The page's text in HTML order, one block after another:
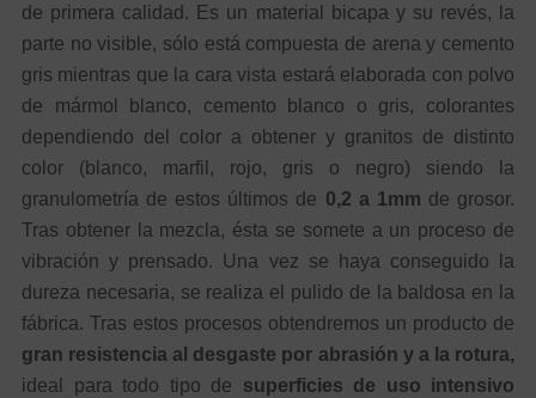
Sobre Nosotros Nuestros terrazos
de primera calidad. Es un material bicapa y su revés, la
parte no visible, sólo está compuesta de arena y cemento
gris mientras que la cara vista estará elaborada con polvo
de mármol blanco, cemento blanco o gris, colorantes
dependiendo del color a obtener y granitos de distinto
color (blanco, marfil, rojo, gris o negro) siendo la
granulometría de estos últimos de 0,2 a 1mm de grosor.
Tras obtener la mezcla, ésta se somete a un proceso de
vibración y prensado. Una vez se haya conseguido la
dureza necesaria, se realiza el pulido de la baldosa en la
fábrica. Tras estos procesos obtendremos un producto de
gran resistencia al desgaste por abrasión y a la rotura,
ideal para todo tipo de superficies de uso intensivo